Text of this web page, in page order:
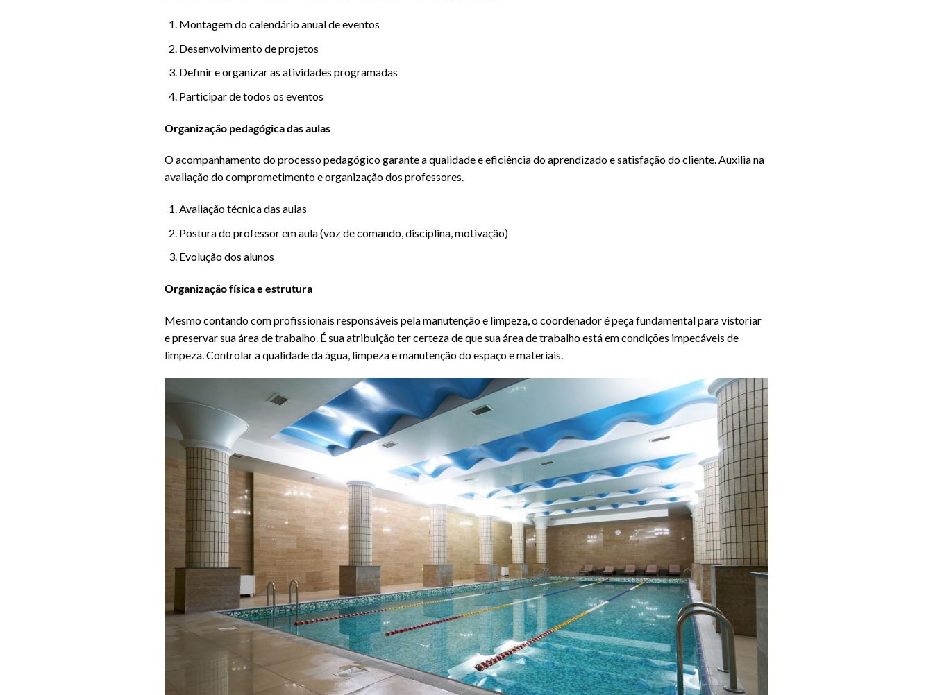
Montagem do calendário anual de eventos
Desenvolvimento de projetos
Definir e organizar as atividades programadas
Participar de todos os eventos
Organização pedagógica das aulas
O acompanhamento do processo pedagógico garante a qualidade e eficiência do aprendizado e satisfação do cliente. Auxilia na
avaliação do comprometimento e organização dos professores.
Avaliação técnica das aulas
Postura do professor em aula (voz de comando, disciplina, motivação)
Evolução dos alunos
Organização física e estrutura
Mesmo contando com profissionais responsáveis pela manutenção e limpeza, o coordenador é peça fundamental para vistoriar
e preservar sua área de trabalho. É sua atribuição ter certeza de que sua área de trabalho está em condições impecáveis de
limpeza. Controlar a qualidade da água, limpeza e manutenção do espaço e materiais.